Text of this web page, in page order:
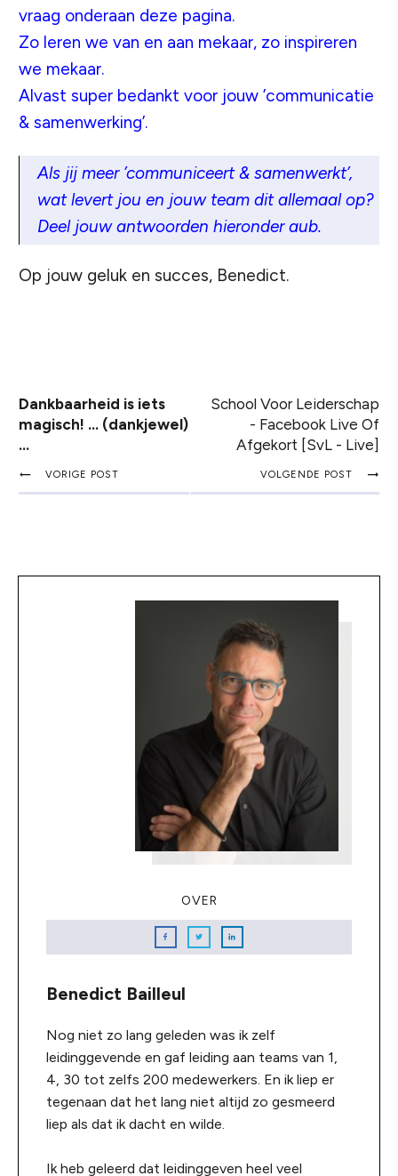
vraag onderaan deze pagina.
Zo leren we van en aan mekaar, zo inspireren
we mekaar.
Alvast super bedankt voor jouw ’communicatie
& samenwerking’.
Als jij meer ’communiceert & samenwerkt’,
wat levert jou en jouw team dit allemaal op?
Deel jouw antwoorden hieronder aub.
Op jouw geluk en succes, Benedict.
Dankbaarheid is iets
magisch! … (dankjewel)
…
School Voor Leiderschap
- Facebook Live Of
Afgekort [SvL - Live]
VORIGE POST VOLGENDE POST
OVER
Benedict Bailleul
Nog niet zo lang geleden was ik zelf
leidinggevende en gaf leiding aan teams van 1,
4, 30 tot zelfs 200 medewerkers. En ik liep er
tegenaan dat het lang niet altijd zo gesmeerd
liep als dat ik dacht en wilde.
Ik heb geleerd dat leidinggeven heel veel